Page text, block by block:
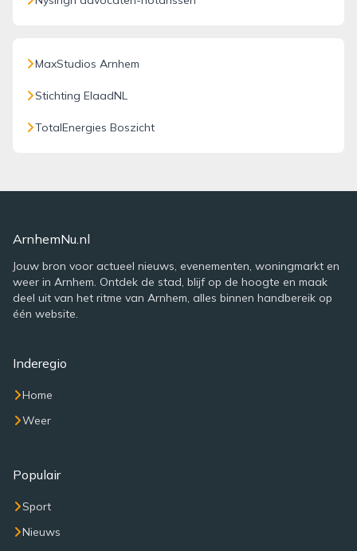
MaxStudios Arnhem
Stichting ElaadNL
TotalEnergies Boszicht
ArnhemNu.nl
Jouw bron voor actueel nieuws, evenementen, woningmarkt en
weer in Arnhem. Ontdek de stad, blijf op de hoogte en maak
deel uit van het ritme van Arnhem, alles binnen handbereik op
één website.
Inderegio
Home
Weer
Populair
Sport
Nieuws